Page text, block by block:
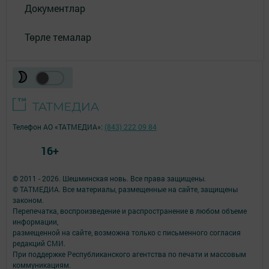
Документлар
Төрле темалар
© 2011 - 2026. Шешминская новь. Все права защищены.
© ТАТМЕДИА. Все материалы, размещенные на сайте, защищены
законом.
Перепечатка, воспроизведение и распространение в любом объеме
информации,
размещенной на сайте, возможна только с письменного согласия
редакций СМИ.
При поддержке Республиканского агентства по печати и массовым
коммуникациям.
Телефон АО «ТАТМЕДИА»: (843) 222 09 84
16+